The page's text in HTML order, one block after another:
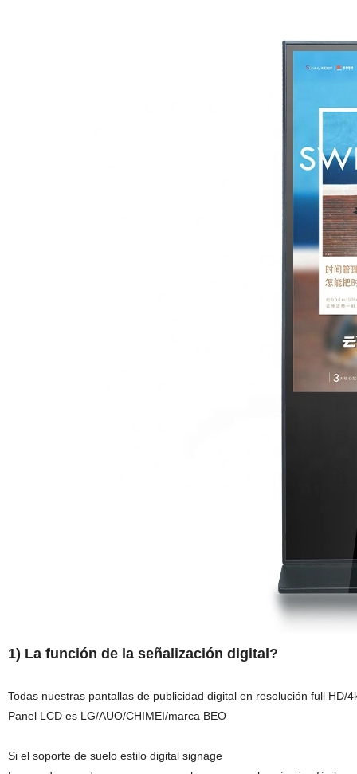
1) La función de la señalización digital?
Todas nuestras pantallas de publicidad digital en resolución full HD/
Panel LCD es LG/AUO/CHIMEI/marca BEO
Si el soporte de suelo estilo digital signage